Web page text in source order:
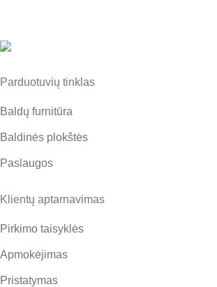
Parduotuvių tinklas
Baldų furnitūra
Baldinės plokštės
Paslaugos
Klientų aptarnavimas
Pirkimo taisyklės
Apmokėjimas
Pristatymas